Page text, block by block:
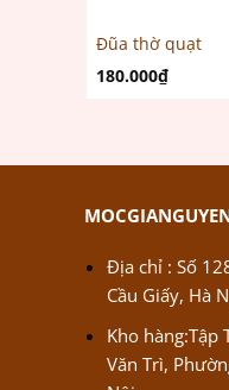
Đũa thờ quạt
180.000₫
Địa chỉ : Số
Cầu Giấy, Hà
Kho hàng:Tập
Văn Trì,